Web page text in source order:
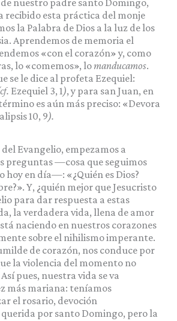
nuestro padre santo Domingo,
recibido esta práctica del monje
la Palabra de Dios a la luz de los
Aprendemos de memoria el
«con el corazón» y, como
lo «comemos», lomanducamos.
se le dice al profeta Ezequiel:
Ezequiel 3, 1), y para san Juan, en
es aún más preciso: «Devora
10, 9).
Evangelio, empezamos a
preguntas —cosa que seguimos
hoy en día—: «¿Quién es Dios?
Y, ¿quién mejor que Jesucristo
para dar respuesta a estas
la verdadera vida, llena de amor
naciendo en nuestros corazones
sobre el nihilismo imperante.
de corazón, nos conduce por
la violencia del momento no
pues, nuestra vida se va
más mariana: teníamos
el rosario, devoción
por santo Domingo, pero la